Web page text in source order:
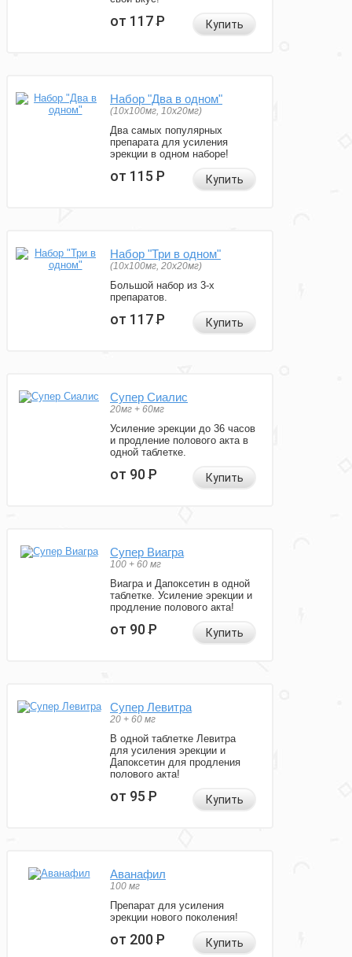
от 117Р Купить
Набор "Два в одном"
(10x100мг, 10x20мг)
Два самых популярных
препарата для усиления
эрекции в одном наборе!
от 115Р Купить
Набор "Три в одном"
(10x100мг, 20x20мг)
Большой набор из 3-х
препаратов.
от 117Р Купить
Супер Сиалис
20мг + 60мг
Усиление эрекции до 36 часов
и продление полового акта в
одной таблетке.
от 90Р Купить
Супер Виагра
100 + 60 мг
Виагра и Дапоксетин в одной
таблетке. Усиление эрекции и
продление полового акта!
от 90Р Купить
Супер Левитра
20 + 60 мг
В одной таблетке Левитра
для усиления эрекции и
Дапоксетин для продления
полового акта!
от 95Р Купить
Аванафил
100 мг
Препарат для усиления
эрекции нового поколения!
от 200Р Купить